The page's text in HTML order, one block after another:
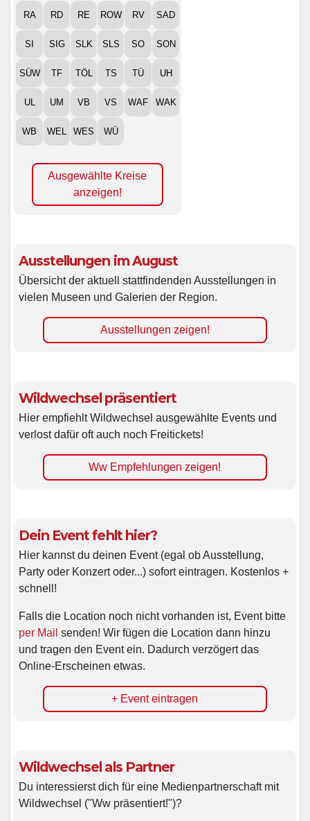
RA RD RE ROW RV SAD
SI SIG SLK SLS SO SON
SÜW TF TÖL TS TÜ UH
UL UM VB VS WAF WAK
WB WEL WES WÜ
Ausgewählte Kreise
anzeigen!
Ausstellungen im August
Übersicht der aktuell stattfindenden Ausstellungen in
vielen Museen und Galerien der Region.
Ausstellungen zeigen!
Wildwechsel präsentiert
Hier empfiehlt Wildwechsel ausgewählte Events und
verlost dafür oft auch noch Freitickets!
Ww Empfehlungen zeigen!
Dein Event fehlt hier?
Hier kannst du deinen Event (egal ob Ausstellung,
Party oder Konzert oder...) sofort eintragen. Kostenlos +
schnell!
Falls die Location noch nicht vorhanden ist, Event bitte
per Mail senden! Wir fügen die Location dann hinzu
und tragen den Event ein. Dadurch verzögert das
Online-Erscheinen etwas.
+ Event eintragen
Wildwechsel als Partner
Du interessierst dich für eine Medienpartnerschaft mit
Wildwechsel ("Ww präsentiert!")?